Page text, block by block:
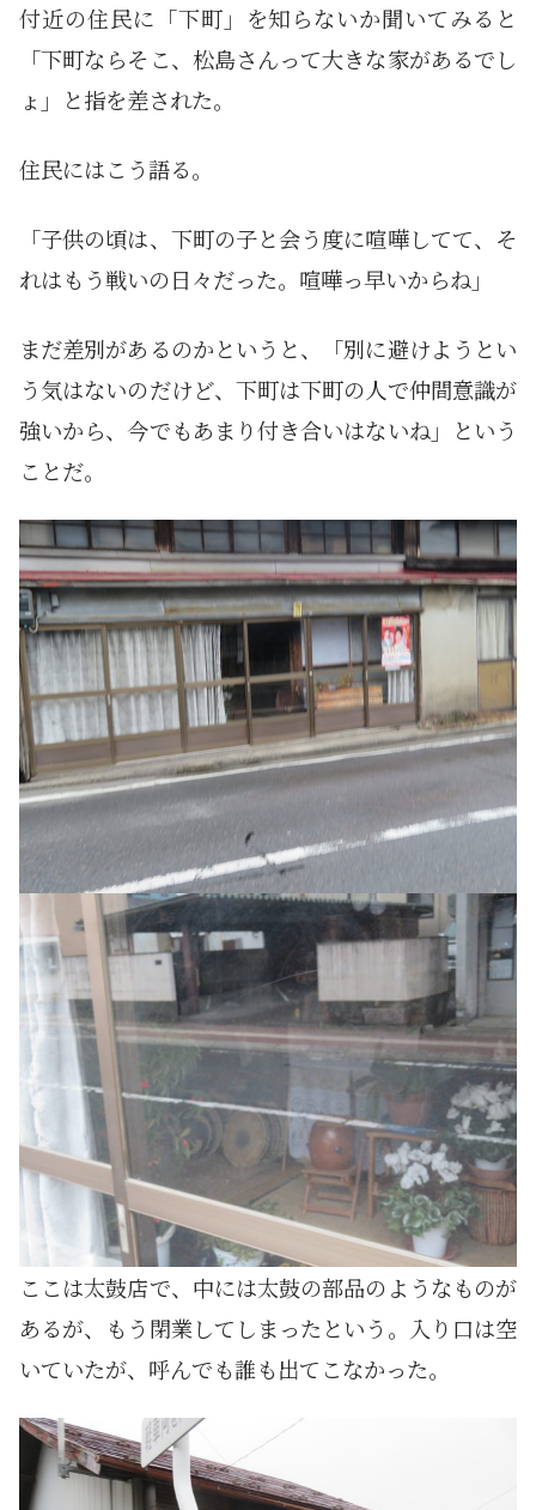
付近の住民に「下町」を知らないか聞いてみると
「下町ならそこ、松島さんって大きな家があるでし
ょ」と指を差された。
住民にはこう語る。
「子供の頃は、下町の子と会う度に喧嘩してて、そ
れはもう戦いの日々だった。喧嘩っ早いからね」
まだ差別があるのかというと、「別に避けようとい
う気はないのだけど、下町は下町の人で仲間意識が
強いから、今でもあまり付き合いはないね」という
ことだ。
ここは太鼓店で、中には太鼓の部品のようなものが
あるが、もう閉業してしまったという。入り口は空
いていたが、呼んでも誰も出てこなかった。